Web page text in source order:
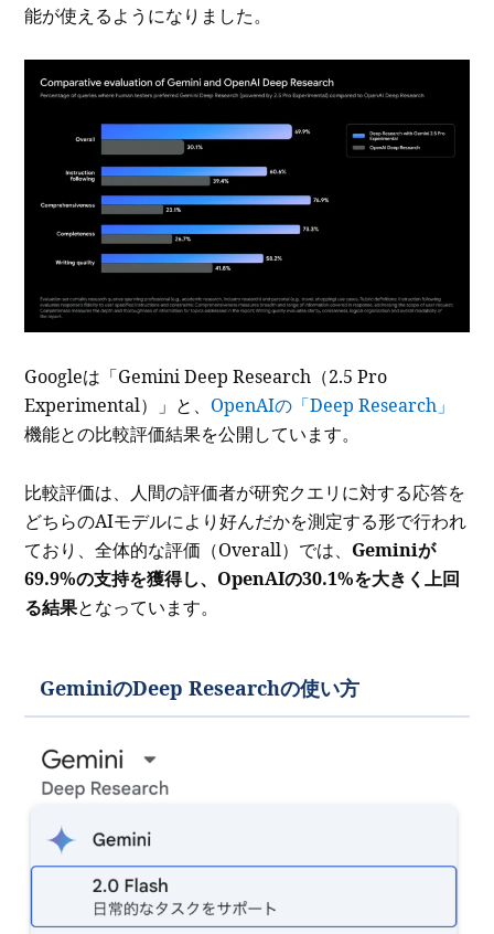
能が使えるようになりました。
Googleは「Gemini Deep Research（2.5 Pro
Experimental）」と、 OpenAIの「Deep Research」
機能との比較評価結果を公開しています。
比較評価は、人間の評価者が研究クエリに対する応答を
どちらのAIモデルにより好んだかを測定する形で行われ
ており、全体的な評価（Overall）では、 Geminiが
69.9%の支持を獲得し、OpenAIの30.1%を大きく上回
る結果となっています。
GeminiのDeep Researchの使い方